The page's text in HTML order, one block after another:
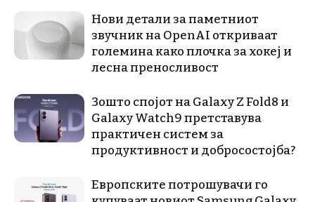
Нови детали за паметниот
звучник на OpenAI откриваат
големина како плочка за хокеј и
лесна преносливост
Зошто спојот на Galaxy Z Fold8 и
Galaxy Watch9 претставува
практичен систем за
продуктивност и добросостојба?
Европските потрошувачи го